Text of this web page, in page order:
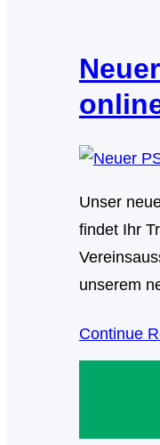
Unser
findet Ihr
unserem
Continue